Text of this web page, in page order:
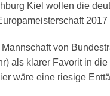
Kiel wollen die
2017
von
als klarer Favorit in
wäre eine riesige